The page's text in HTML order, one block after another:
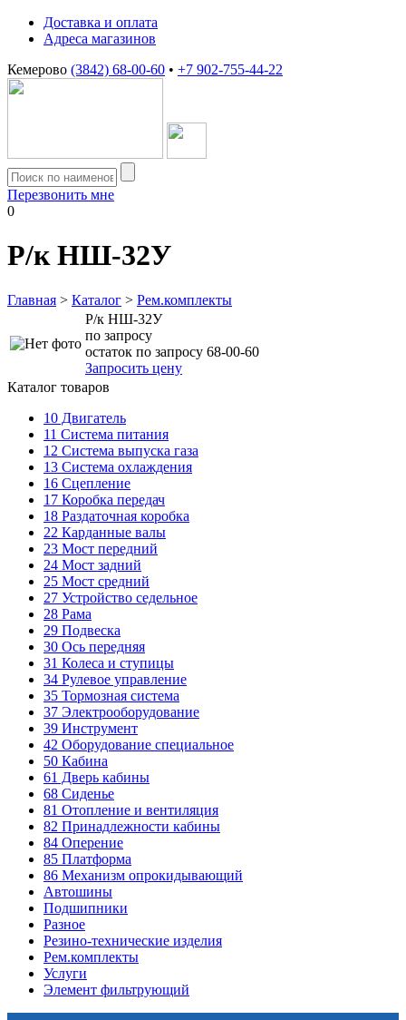
Доставка и оплата
Адреса магазинов
Кемерово (3842) 68-00-60 • +7 902-755-44-22
Перезвонить мне
0
Р/к НШ-32У
Главная > Каталог > Рем.комплекты
Р/к НШ-32У
по запросу
остаток по запросу 68-00-60
Запросить цену
Каталог товаров
10 Двигатель
11 Система питания
12 Система выпуска газа
13 Система охлаждения
16 Сцепление
17 Коробка передач
18 Раздаточная коробка
22 Карданные валы
23 Мост передний
24 Мост задний
25 Мост средний
27 Устройство седельное
28 Рама
29 Подвеска
30 Ось передняя
31 Колеса и ступицы
34 Рулевое управление
35 Тормозная система
37 Электрооборудование
39 Инструмент
42 Оборудование специальное
50 Кабина
61 Дверь кабины
68 Сиденье
81 Отопление и вентиляция
82 Принадлежности кабины
84 Оперение
85 Платформа
86 Механизм опрокидывающий
Автошины
Подшипники
Разное
Резино-технические изделия
Рем.комплекты
Услуги
Элемент фильтрующий